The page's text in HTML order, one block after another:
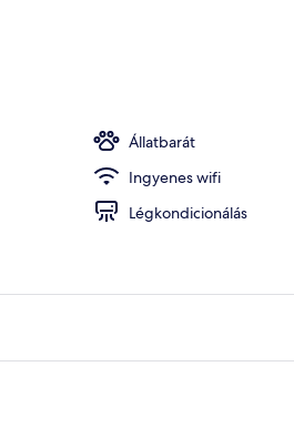
Állatbarát
Ingyenes wifi
Légkondicionálás